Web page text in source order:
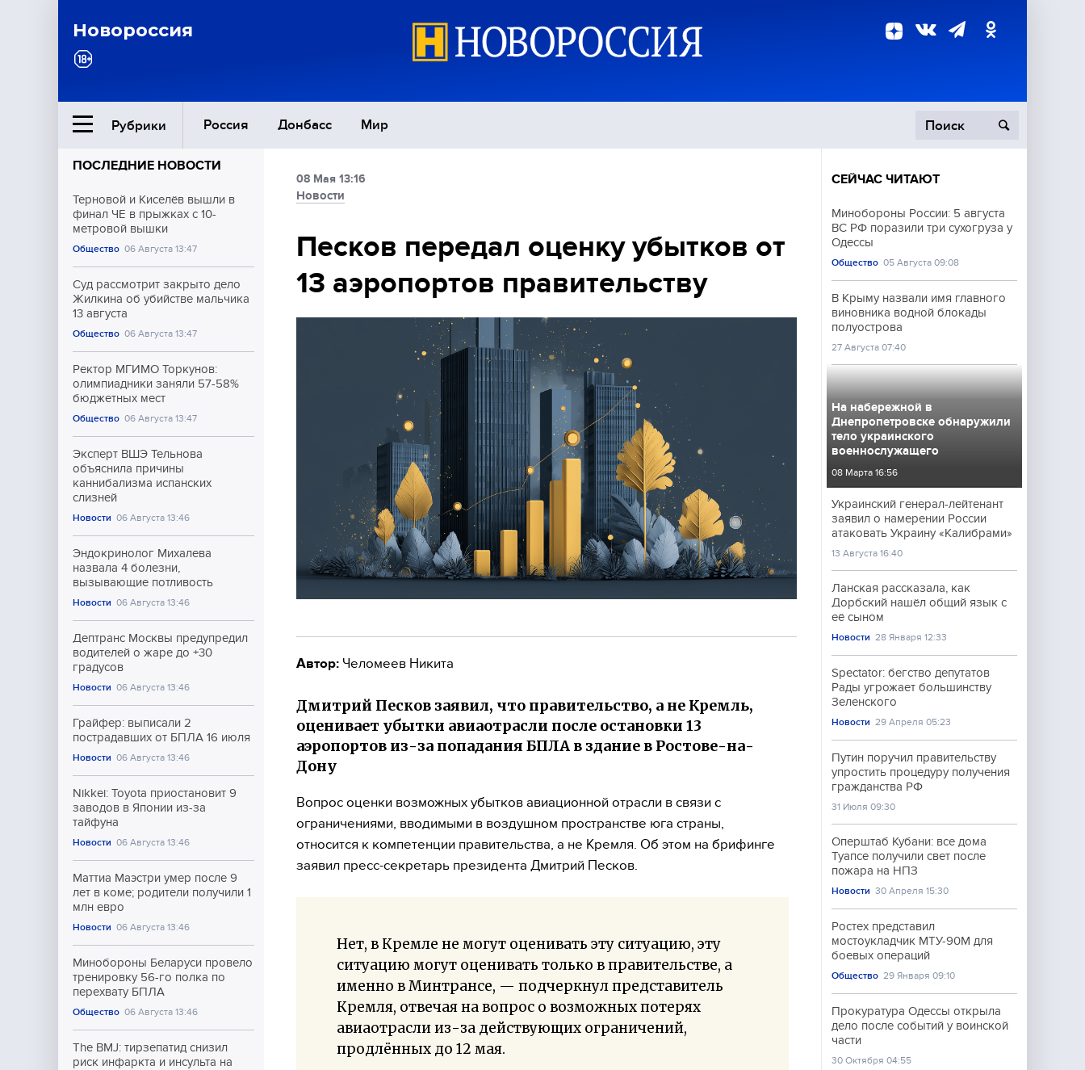
Новороссия
Рубрики Россия Донбасс Мир
Ближний Восток
Общество
Экономика
Происшествия
Культура
Спорт
ПОСЛЕДНИЕ НОВОСТИ
Терновой и Киселёв вышли в
финал ЧЕ в прыжках с 10-
метровой вышки
Общество 06 Августа 13:47
Суд рассмотрит закрыто дело
Жилкина об убийстве мальчика
13 августа
Общество 06 Августа 13:47
Ректор МГИМО Торкунов:
олимпиадники заняли 57-58%
бюджетных мест
Общество 06 Августа 13:47
Эксперт ВШЭ Тельнова
объяснила причины
каннибализма испанских
слизней
Новости 06 Августа 13:46
Эндокринолог Михалева
назвала 4 болезни,
вызывающие потливость
Новости 06 Августа 13:46
Дептранс Москвы предупредил
водителей о жаре до +30
градусов
Новости 06 Августа 13:46
Грайфер: выписали 2
пострадавших от БПЛА 16 июля
Новости 06 Августа 13:46
Nikkei: Toyota приостановит 9
заводов в Японии из-за
тайфуна
Новости 06 Августа 13:46
Маттиа Маэстри умер после 9
лет в коме; родители получили 1
млн евро
Новости 06 Августа 13:46
Минобороны Беларуси провело
тренировку 56-го полка по
перехвату БПЛА
Общество 06 Августа 13:46
The BMJ: тирзепатид снизил
риск инфаркта и инсульта на
08 Мая 13:16
Новости
Песков передал оценку убытков от
13 аэропортов правительству
Автор: Челомеев Никита
Дмитрий Песков заявил, что правительство, а не Кремль,
оценивает убытки авиаотрасли после остановки 13
аэропортов из-за попадания БПЛА в здание в Ростове-на-
Дону
Вопрос оценки возможных убытков авиационной отрасли в связи с
ограничениями, вводимыми в воздушном пространстве юга страны,
относится к компетенции правительства, а не Кремля. Об этом на брифинге
заявил пресс-секретарь президента Дмитрий Песков.
Нет, в Кремле не могут оценивать эту ситуацию, эту
ситуацию могут оценивать только в правительстве, а
именно в Минтрансе, — подчеркнул представитель
Кремля, отвечая на вопрос о возможных потерях
авиаотрасли из-за действующих ограничений,
продлённых до 12 мая.
СЕЙЧАС ЧИТАЮТ
Минобороны России: 5 августа
ВС РФ поразили три сухогруза у
Одессы
Общество 05 Августа 09:08
В Крыму назвали имя главного
виновника водной блокады
полуострова
27 Августа 07:40
На набережной в
Днепропетровске обнаружили
тело украинского
военнослужащего
08 Марта 16:56
Украинский генерал-лейтенант
заявил о намерении России
атаковать Украину «Калибрами»
13 Августа 16:40
Ланская рассказала, как
Дорбский нашёл общий язык с
её сыном
Новости 28 Января 12:33
Spectator: бегство депутатов
Рады угрожает большинству
Зеленского
Новости 29 Апреля 05:23
Путин поручил правительству
упростить процедуру получения
гражданства РФ
31 Июля 09:30
Оперштаб Кубани: все дома
Туапсе получили свет после
пожара на НПЗ
Новости 30 Апреля 15:30
Ростех представил
мостоукладчик МТУ-90М для
боевых операций
Общество 29 Января 09:10
Прокуратура Одессы открыла
дело после событий у воинской
части
30 Октября 04:55